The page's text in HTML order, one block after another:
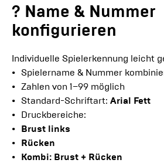
? Name & Nummer
konfigurieren
Individuelle Spielerkennung leicht
Spielername & Nummer
Zahlen von 1–99 möglich
Standard-Schriftart: Arial Fett
Druckbereiche:
Brust links
Rücken
Kombi: Brust + Rücken